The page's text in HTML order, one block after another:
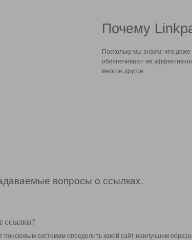
Почему
Поскольку мы знаем, что
обеспечивают ее
многое другое.
вопросы о ссылках.
ссылки?
поисковым системам определить какой сайт наилучшим